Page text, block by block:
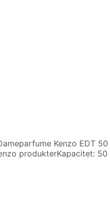
Kenzo EDT
produkterKapacitet: 50